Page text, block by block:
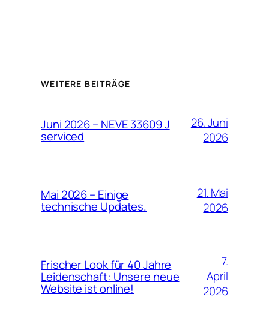
WEITERE BEITRÄGE
Juni 2026 – NEVE 33609 J
serviced
26. Juni
2026
Mai 2026 – Einige
technische Updates.
21. Mai
2026
Frischer Look für 40 Jahre
Leidenschaft: Unsere neue
Website ist online!
7.
April
2026